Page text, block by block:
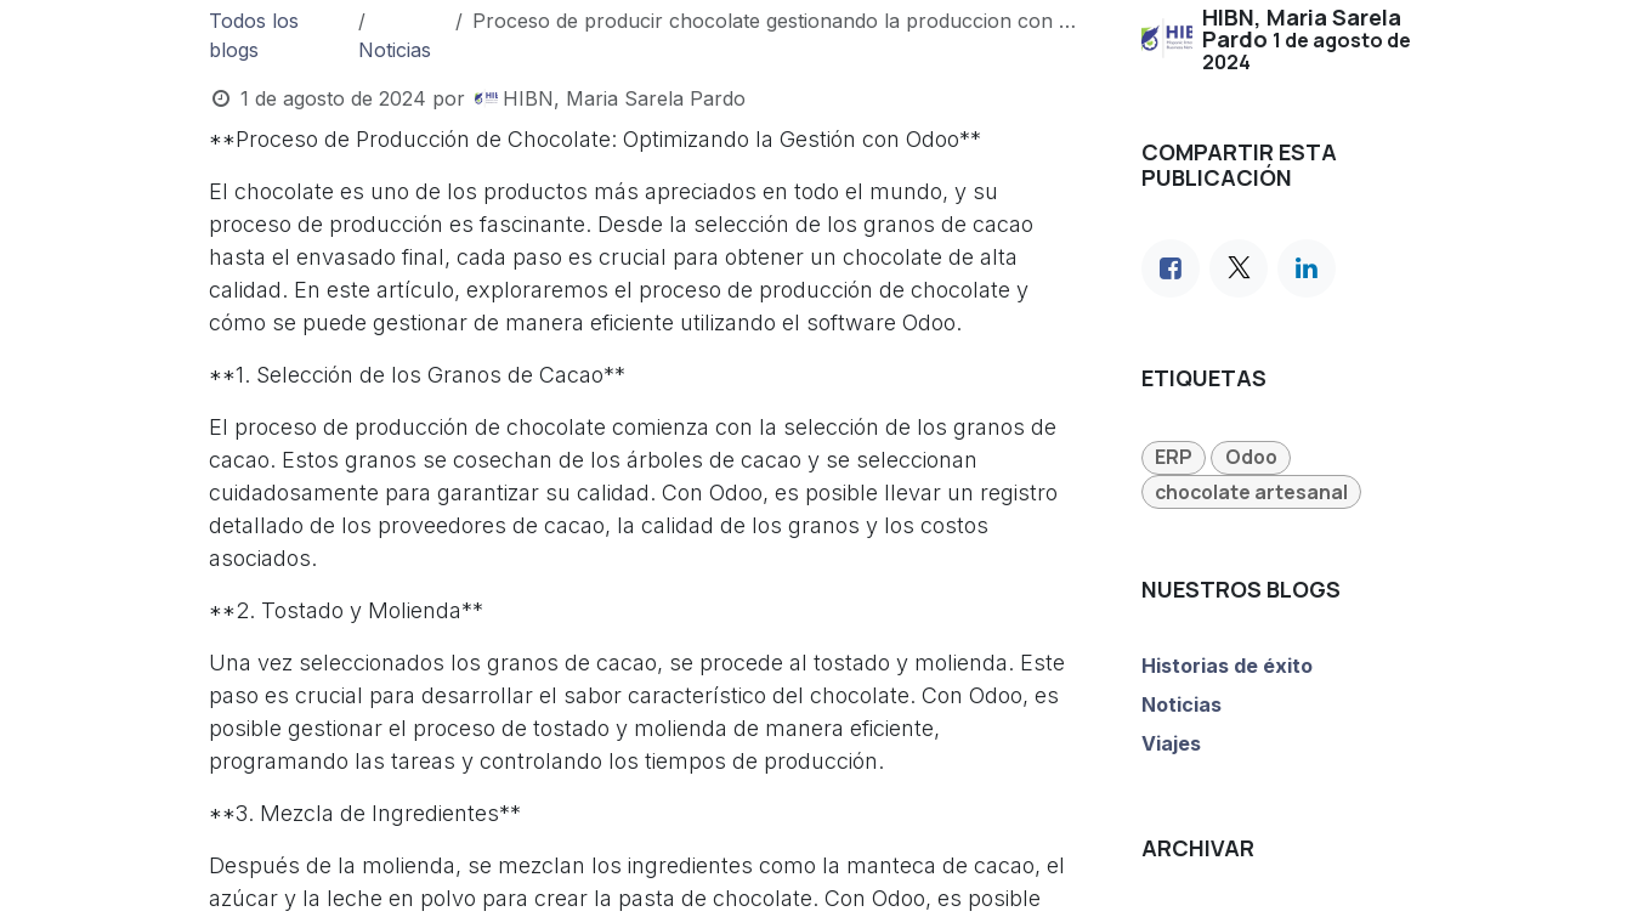
Todos los
blogs
Noticias
Proceso de producir chocolate gestionando la produccion con Odoo
1 de agosto de 2024 por HIBN, Maria Sarela Pardo
**Proceso de Producción de Chocolate: Optimizando la Gestión con Odoo**
El chocolate es uno de los productos más apreciados en todo el mundo, y su
proceso de producción es fascinante. Desde la selección de los granos de cacao
hasta el envasado final, cada paso es crucial para obtener un chocolate de alta
calidad. En este artículo, exploraremos el proceso de producción de chocolate y
cómo se puede gestionar de manera eficiente utilizando el software Odoo.
**1. Selección de los Granos de Cacao**
El proceso de producción de chocolate comienza con la selección de los granos de
cacao. Estos granos se cosechan de los árboles de cacao y se seleccionan
cuidadosamente para garantizar su calidad. Con Odoo, es posible llevar un registro
detallado de los proveedores de cacao, la calidad de los granos y los costos
asociados.
**2. Tostado y Molienda**
Una vez seleccionados los granos de cacao, se procede al tostado y molienda. Este
paso es crucial para desarrollar el sabor característico del chocolate. Con Odoo, es
posible gestionar el proceso de tostado y molienda de manera eficiente,
programando las tareas y controlando los tiempos de producción.
**3. Mezcla de Ingredientes**
Después de la molienda, se mezclan los ingredientes como la manteca de cacao, el
azúcar y la leche en polvo para crear la pasta de chocolate. Con Odoo, es posible
HIBN, Maria Sarela
Pardo 1 de agosto de
2024
COMPARTIR ESTA
PUBLICACIÓN
ETIQUETAS
ERP
Odoo
chocolate artesanal
NUESTROS BLOGS
Historias de éxito
Noticias
Viajes
ARCHIVAR